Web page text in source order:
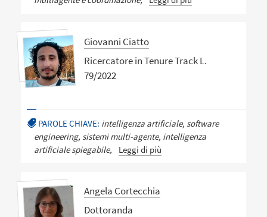
Giovanni Ciatto
Ricercatore in Tenure Track L.
79/2022
PAROLE CHIAVE: intelligenza artificiale, software
engineering, sistemi multi-agente, intelligenza
artificiale spiegabile,
Leggi di più
Angela Cortecchia
Dottoranda